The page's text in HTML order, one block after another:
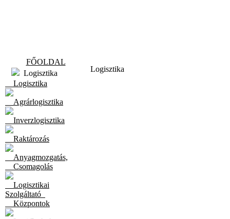
FŐOLDAL
Logisztika
Logisztika
Agrárlogisztika
Inverzlogisztika
Raktározás
Anyagmozgatás,
Csomagolás
Logisztikai
Szolgáltató
Központok
Logisztika